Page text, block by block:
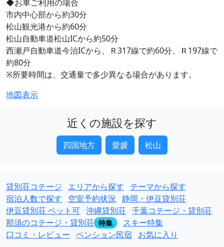
◆お車ご利用の場合
市内中心部から約30分
松山観光港から約60分
松山自動車道松山ICから約50分
西瀬戸自動車道今治ICから、Ｒ317線で約60分、Ｒ197線で
約80分
※所要時間は、交通量で多少異なる場合があります。
地図表示
近くの施設を探す
四国地方 愛媛 松山
貸別荘コテージ エリアから探す
テーマから探す
宿泊人数で探す
空室予約状況 静岡・伊豆貸別荘
伊豆貸別荘 ペット可 沖縄貸別荘 千葉コテージ・貸別荘
那須のコテージ・貸別荘 特集
スキー特集
口コミ・レビュー ペンション民宿 お気に入り